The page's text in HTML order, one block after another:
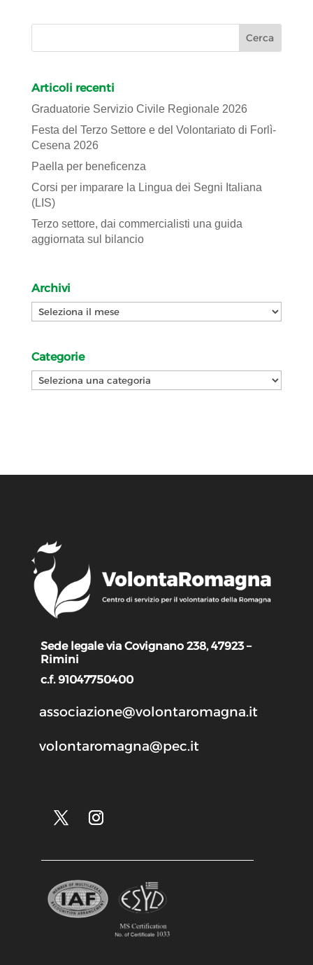
Articoli recenti
Graduatorie Servizio Civile Regionale 2026
Festa del Terzo Settore e del Volontariato di Forlì-
Cesena 2026
Paella per beneficenza
Corsi per imparare la Lingua dei Segni Italiana
(LIS)
Terzo settore, dai commercialisti una guida
aggiornata sul bilancio
Archivi
Archivi
Categorie
Categorie
Sede legale via Covignano 238, 47923 –
Rimini
c.f. 91047750400
associazione@volontaromagna.it
volontaromagna@pec.it